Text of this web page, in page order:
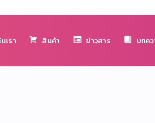
เรา สินค้า ข่าวสาร บทค